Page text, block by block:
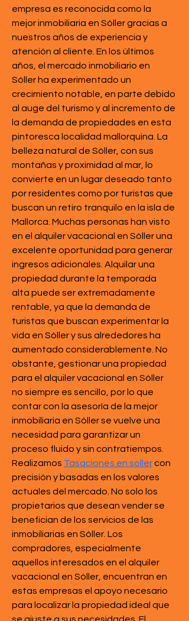
empresa es reconocida como la
mejor inmobiliaria en Sóller gracias a
nuestros años de experiencia y
atención al cliente. En los últimos
años, el mercado inmobiliario en
Sóller ha experimentado un
crecimiento notable, en parte debido
al auge del turismo y al incremento de
la demanda de propiedades en esta
pintoresca localidad mallorquina. La
belleza natural de Sóller, con sus
montañas y proximidad al mar, lo
convierte en un lugar deseado tanto
por residentes como por turistas que
buscan un retiro tranquilo en la isla de
Mallorca. Muchas personas han visto
en el alquiler vacacional en Sóller una
excelente oportunidad para generar
ingresos adicionales. Alquilar una
propiedad durante la temporada
alta puede ser extremadamente
rentable, ya que la demanda de
turistas que buscan experimentar la
vida en Sóller y sus alrededores ha
aumentado considerablemente. No
obstante, gestionar una propiedad
para el alquiler vacacional en Sóller
no siempre es sencillo, por lo que
contar con la asesoría de la mejor
inmobiliaria en Sóller se vuelve una
necesidad para garantizar un
proceso fluido y sin contratiempos.
Realizamos Tasaciones en soller con
precisión y basadas en los valores
actuales del mercado. No solo los
propietarios que desean vender se
benefician de los servicios de las
inmobiliarias en Sóller. Los
compradores, especialmente
aquellos interesados en el alquiler
vacacional en Sóller, encuentran en
estas empresas el apoyo necesario
para localizar la propiedad ideal que